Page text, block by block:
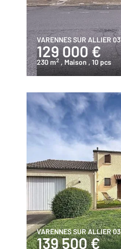
VARENNES SUR ALLIER 03
129 000 €
230 m2 , Maison, 10 pcs
VARENNES SUR ALLIER 03
139 500 €